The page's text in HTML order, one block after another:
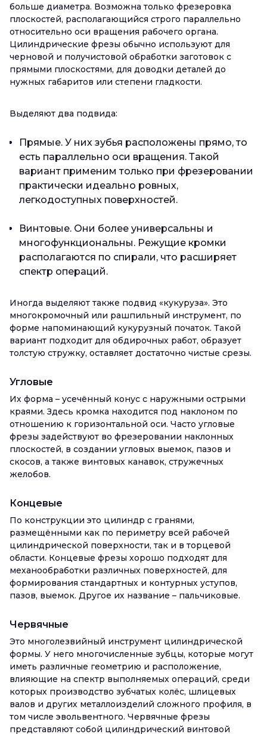
больше диаметра. Возможна только фрезеровка
плоскостей, располагающийся строго параллельно
относительно оси вращения рабочего органа.
Цилиндрические фрезы обычно используют для
черновой и получистовой обработки заготовок с
прямыми плоскостями, для доводки деталей до
нужных габаритов или степени гладкости.
Выделяют два подвида:
Прямые. У них зубья расположены прямо, то
есть параллельно оси вращения. Такой
вариант применим только при фрезеровании
практически идеально ровных,
легкодоступных поверхностей.
Винтовые. Они более универсальны и
многофункциональны. Режущие кромки
располагаются по спирали, что расширяет
спектр операций.
Иногда выделяют также подвид «кукуруза». Это
многокромочный или рашпильный инструмент, по
форме напоминающий кукурузный початок. Такой
вариант подходит для обдирочных работ, образует
толстую стружку, оставляет достаточно чистые срезы.
Угловые
Их форма – усечённый конус с наружными острыми
краями. Здесь кромка находится под наклоном по
отношению к горизонтальной оси. Часто угловые
фрезы задействуют во фрезеровании наклонных
плоскостей, в создании угловых выемок, пазов и
скосов, а также винтовых канавок, стружечных
желобов.
Концевые
По конструкции это цилиндр с гранями,
размещёнными как по периметру всей рабочей
цилиндрической поверхности, так и в торцевой
области. Концевые фрезы хорошо подходят для
механообработки различных поверхностей, для
формирования стандартных и контурных уступов,
пазов, выемок. Другое их название – пальчиковые.
Червячные
Это многолезвийный инструмент цилиндрической
формы. У него многочисленные зубцы, которые могут
иметь различные геометрию и расположение,
влияющие на спектр выполняемых операций, среди
которых производство зубчатых колёс, шлицевых
валов и других металлоизделий сложного профиля, в
том числе эвольвентного. Червячные фрезы
представляют собой цилиндрический винтовой